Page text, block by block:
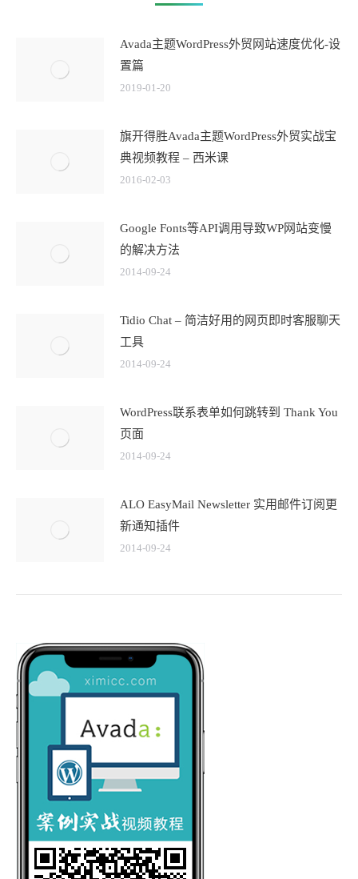
Avada主题WordPress外贸网站速度优化-设
置篇
2019-01-20
旗开得胜Avada主题WordPress外贸实战宝
典视频教程 – 西米课
2016-02-03
Google Fonts等API调用导致WP网站变慢
的解决方法
2014-09-24
Tidio Chat – 简洁好用的网页即时客服聊天
工具
2014-09-24
WordPress联系表单如何跳转到 Thank You
页面
2014-09-24
ALO EasyMail Newsletter 实用邮件订阅更
新通知插件
2014-09-24